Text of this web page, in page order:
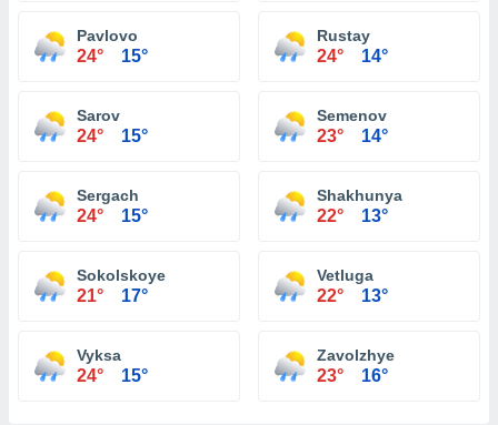
Pavlovo
24° 15°
Rustay
24° 14°
Sarov
24° 15°
Semenov
23° 14°
Sergach
24° 15°
Shakhunya
22° 13°
Sokolskoye
21° 17°
Vetluga
22° 13°
Vyksa
24° 15°
Zavolzhye
23° 16°